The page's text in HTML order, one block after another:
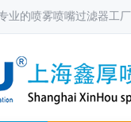
业的喷雾喷嘴过滤器工厂